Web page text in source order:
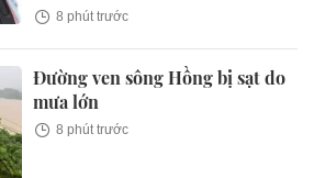
8 phút trước
Đường ven sông Hồng bị sạt do
mưa lớn
8 phút trước